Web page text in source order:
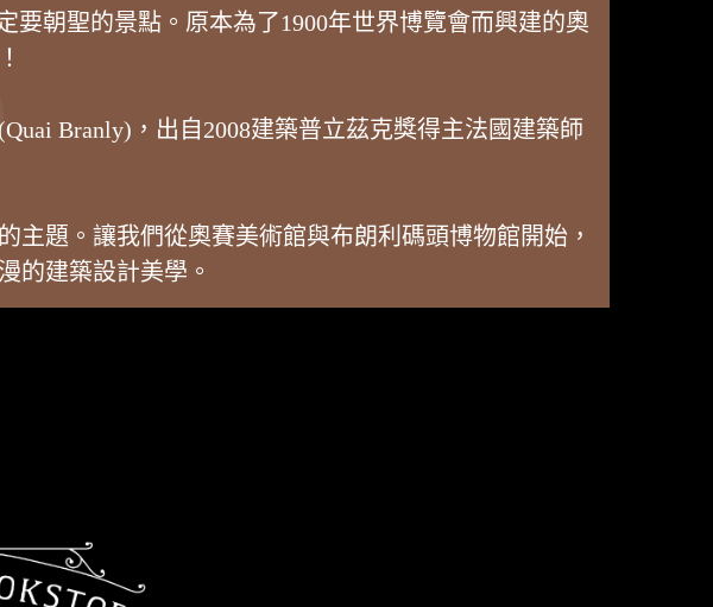
要朝聖的景點。原本為了1900年世界博覽會而興建的奧
Branly)，出自2008建築普立茲克獎得主法國建築師
題。讓我們從奧賽美術館與布朗利碼頭博物館開始，
的建築設計美學。